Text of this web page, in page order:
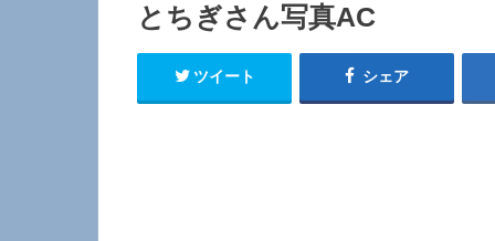
とちぎさん写真AC
ツイート シェア